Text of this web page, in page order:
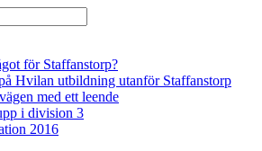
för Staffanstorp?
Hvilan utbildning utanför Staffanstorp
med ett leende
i division 3
2016